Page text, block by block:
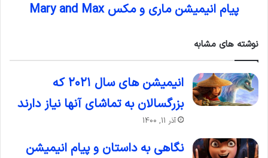
پیام انیمیشن ماری و مکس Mary and Max
نوشته های مشابه
انیمیشن های سال ۲۰۲۱ که
بزرگسالان به تماشای آنها نیاز دارند
آذر 11, 1400
نگاهی به داستان و پیام انیمیشن